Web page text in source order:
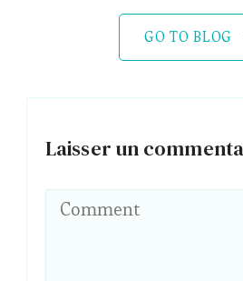
GO TO BLOG
Laisser un